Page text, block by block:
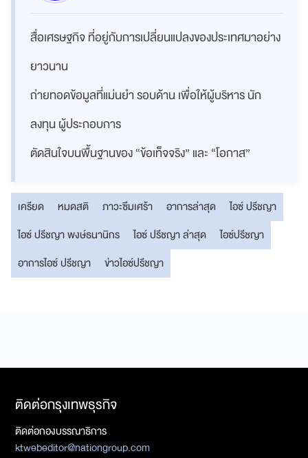
สื่อเศรษฐกิจ ที่อยู่กับการเปลี่ยนแปลงของประเทศมาอย่าง
ยาวนาน
ถ่ายทอดข้อมูลที่แม่นยำ รอบด้าน เพื่อให้ผู้บริหาร นัก
ลงทุน ผู้ประกอบการ
ตัดสินใจบนพื้นฐานของ “ข้อเท็จจริง” และ “โอกาส”
เครียด หมดสติ ภาวะซึมเศร้า อาการล่าสุด
ไอซ์ ปรีชญา
ไอซ์ ปรีชญา พงษ์ธนานิกร
ไอซ์ ปรีชญา ล่าสุด
ไอซ์ปรีชญา
อาการไอซ์ ปรีชญา
ข่าวไอซ์ปรีชญา
ติดต่อกรุงเทพธุรกิจ
ติดต่อกองบรรณาธิการ
ktwebeditor@nationgroup.com